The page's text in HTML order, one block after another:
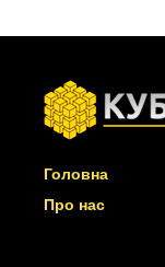
Головна
Про нас